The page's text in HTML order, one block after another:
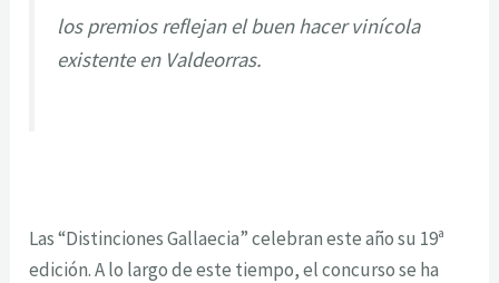
los premios reflejan el buen hacer vinícola
existente en Valdeorras.
Las “Distinciones Gallaecia” celebran este año su 19ª
edición. A lo largo de este tiempo, el concurso se ha